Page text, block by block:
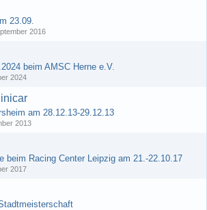
23.09.
2016
beim AMSC Herne e.V.
2024
am 28.12.13-29.12.13
2013
beim Racing Center Leipzig am 21.-22.10.17
2017